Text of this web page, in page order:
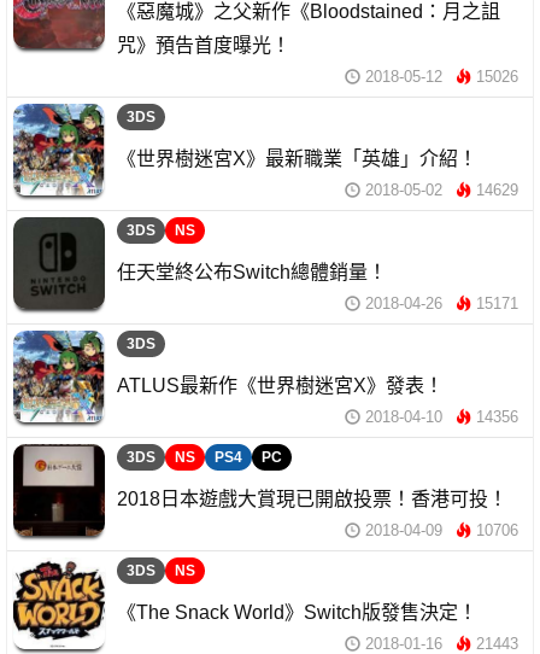
《惡魔城》之父新作《Bloodstained：月之詛
咒》預告首度曝光！
2018-05-12 15026
3DS
《世界樹迷宮X》最新職業「英雄」介紹！
2018-05-02 14629
3DS NS
任天堂終公布Switch總體銷量！
2018-04-26 15171
3DS
ATLUS最新作《世界樹迷宮X》發表！
2018-04-10 14356
3DS NS PS4 PC
2018日本遊戲大賞現已開啟投票！香港可投！
2018-04-09 10706
3DS NS
《The Snack World》Switch版發售決定！
2018-01-16 21443